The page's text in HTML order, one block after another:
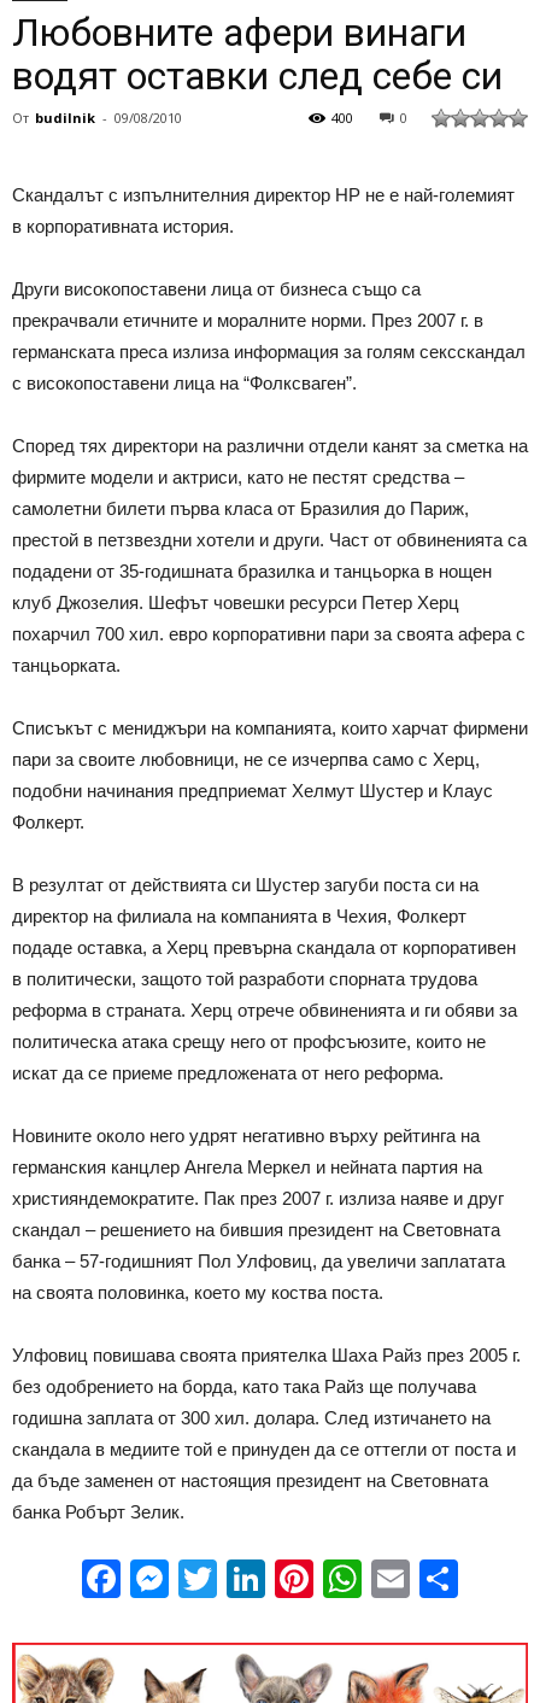
Любовните афери винаги
водят оставки след себе си
От budilnik - 09/08/2010 0
400
Скандалът с изпълнителния директор НР не е най-големият
в корпоративната история.
Други високопоставени лица от бизнеса също са
прекрачвали етичните и моралните норми. През 2007 г. в
германската преса излиза информация за голям сексскандал
с високопоставени лица на “Фолксваген”.
Според тях директори на различни отдели канят за сметка на
фирмите модели и актриси, като не пестят средства –
самолетни билети първа класа от Бразилия до Париж,
престой в петзвездни хотели и други. Част от обвиненията са
подадени от 35-годишната бразилка и танцьорка в нощен
клуб Джозелия. Шефът човешки ресурси Петер Херц
похарчил 700 хил. евро корпоративни пари за своята афера с
танцьорката.
Списъкът с мениджъри на компанията, които харчат фирмени
пари за своите любовници, не се изчерпва само с Херц,
подобни начинания предприемат Хелмут Шустер и Клаус
Фолкерт.
В резултат от действията си Шустер загуби поста си на
директор на филиала на компанията в Чехия, Фолкерт
подаде оставка, а Херц превърна скандала от корпоративен
в политически, защото той разработи спорната трудова
реформа в страната. Херц отрече обвиненията и ги обяви за
политическа атака срещу него от профсъюзите, които не
искат да се приеме предложената от него реформа.
Новините около него удрят негативно върху рейтинга на
германския канцлер Ангела Меркел и нейната партия на
християндемократите. Пак през 2007 г. излиза наяве и друг
скандал – решението на бившия президент на Световната
банка – 57-годишният Пол Улфовиц, да увеличи заплатата
на своята половинка, което му коства поста.
Улфовиц повишава своята приятелка Шаха Райз през 2005 г.
без одобрението на борда, като така Райз ще получава
годишна заплата от 300 хил. долара. След изтичането на
скандала в медиите той е принуден да се оттегли от поста и
да бъде заменен от настоящия президент на Световната
банка Робърт Зелик.
Facebook
Messenger
Twitter
LinkedIn
Pinterest
WhatsApp
Email